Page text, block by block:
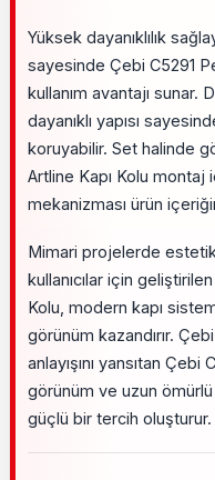
Yüksek dayanıklılık
sayesinde Çebi C5291
kullanım avantajı sunar.
dayanıklı yapısı
koruyabilir. Set halinde
Artline Kapı Kolu montaj
mekanizması ürün
Mimari projelerde
kullanıcılar için
Kolu, modern kapı
görünüm kazandırır.
anlayışını yansıtan Çebi
görünüm ve uzun ömürlü
güçlü bir tercih oluşturur.